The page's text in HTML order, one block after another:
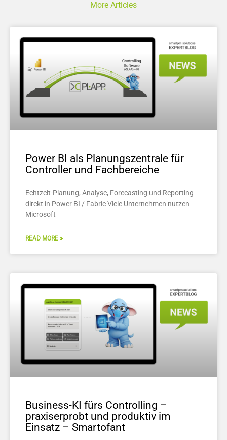
More Articles
Power BI als Planungszentrale für
Controller und Fachbereiche
Echtzeit-Planung, Analyse, Forecasting und Reporting
direkt in Power BI / Fabric Viele Unternehmen nutzen
Microsoft
READ MORE »
Business-KI fürs Controlling –
praxiserprobt und produktiv im
Einsatz – Smartofant